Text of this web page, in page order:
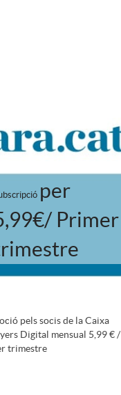
per
Primer
pels socis de la Caixa
Digital mensual 5,99 € /
trimestre